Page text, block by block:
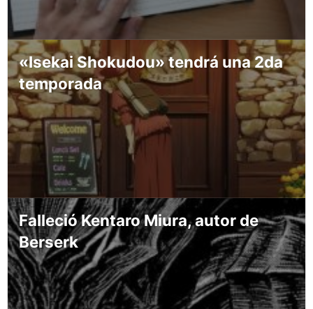
«Isekai Shokudou» tendrá una 2da
temporada
Falleció Kentaro Miura, autor de
Berserk